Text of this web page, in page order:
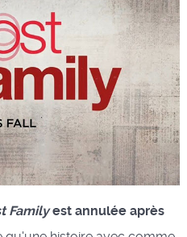
Familyest annulée après